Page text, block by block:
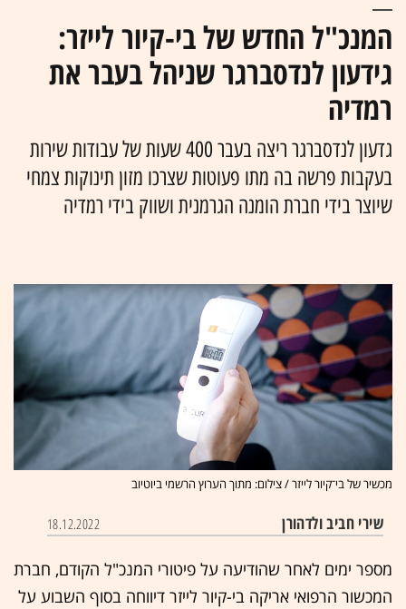
המנכ"ל החדש של בי-קיור לייזר:
גידעון לנדסברגר שניהל בעבר את
רמדיה
גדעון לנדסברגר ריצה בעבר 400 שעות של עבודות שירות
בעקבות פרשה בה מתו פעוטות שצרכו מזון תינוקות צמחי
שיוצר בידי חברת הומנה הגרמנית ושווק בידי רמדיה
מכשיר של בי־קיור לייזר / צילום: מתוך הערוץ הרשמי ביוטיוב
שירי חביב ולדהורן 18.12.2022
מספר ימים לאחר שהודיעה על פיטורי המנכ"ל הקודם, חברת
המכשור הרפואי אריקה בי-קיור לייזר דיווחה בסוף השבוע על